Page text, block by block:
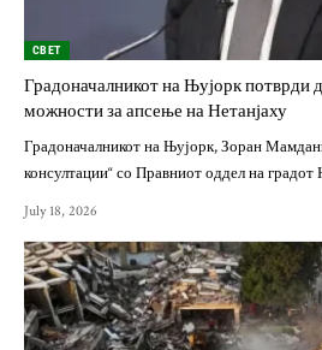
СВЕТ
Градоначалникот на Њујорк потврди
можности за апсење на Нетанјаху
Градоначалникот на Њујорк, Зоран
консултации“ со Правниот оддел на
July 18, 2026